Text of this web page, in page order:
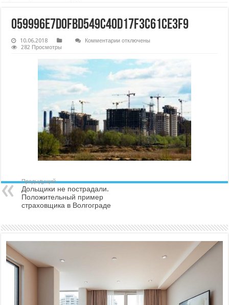
059996e7d0fbd549c40d17f3c61ce3f9
10.06.2018 Комментариикотключены
282 Просмотры
Предыдущий
Дольщики не пострадали.
Положительный пример
страховщика в Волгограде